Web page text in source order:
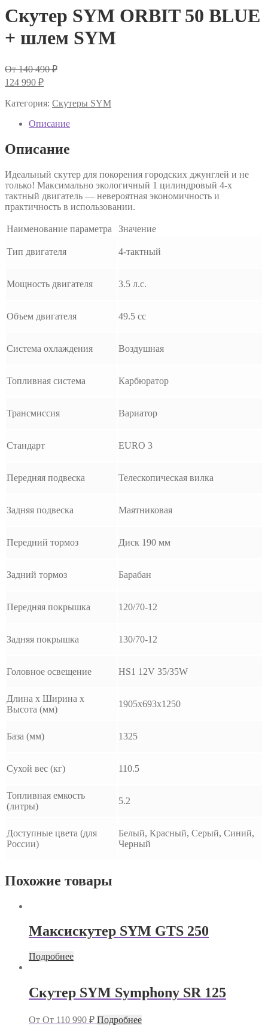
Скутер SYM ORBIT 50 BLUE
+ шлем SYM
От140 490₽Первоначальная
140
490 ₽.
124 990 ₽Текущая
124
Категория: Скутеры SYM
Описание
Описание
Идеальный скутер для покорения городских джунглей и не
только! Максимально экологичный 1 цилиндровый 4-х
тактный двигатель — невероятная экономичность и
практичность в использовании.
Наименование параметра Значение
Тип двигателя 4-тактный
Мощность двигателя 3.5 л.с.
Объем двигателя 49.5 cc
Система охлаждения Воздушная
Топливная система Карбюратор
Трансмиссия Вариатор
Стандарт EURO 3
Передняя подвеска Телескопическая вилка
Задняя подвеска Маятниковая
Передний тормоз Диск 190 мм
Задний тормоз Барабан
Передняя покрышка 120/70-12
Задняя покрышка 130/70-12
Головное освещение HS1 12V 35/35W
Длина x Ширина x
Высота (мм)
1905x693x1250
База (мм) 1325
Сухой вес (кг) 110.5
Топливная емкость
(литры)
5.2
Доступные цвета (для
России)
Белый, Красный, Серый, Синий,
Черный
Похожие товары
Максискутер SYM GTS 250
Подробнее
Скутер SYM Symphony SR 125
От От 110 990 ₽ Подробнее